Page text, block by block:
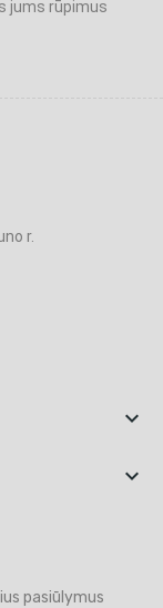
jums rūpimus
r.


pasiūlymus